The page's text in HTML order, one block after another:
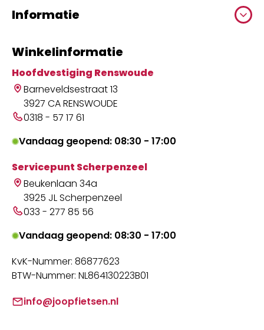
Informatie
Winkelinformatie
Hoofdvestiging Renswoude
Barneveldsestraat 13
3927 CA RENSWOUDE
0318 - 57 17 61
Vandaag geopend: 08:30 - 17:00
Servicepunt Scherpenzeel
Beukenlaan 34a
3925 JL Scherpenzeel
033 - 277 85 56
Vandaag geopend: 08:30 - 17:00
KvK-Nummer: 86877623
BTW-Nummer: NL864130223B01
info@joopfietsen.nl